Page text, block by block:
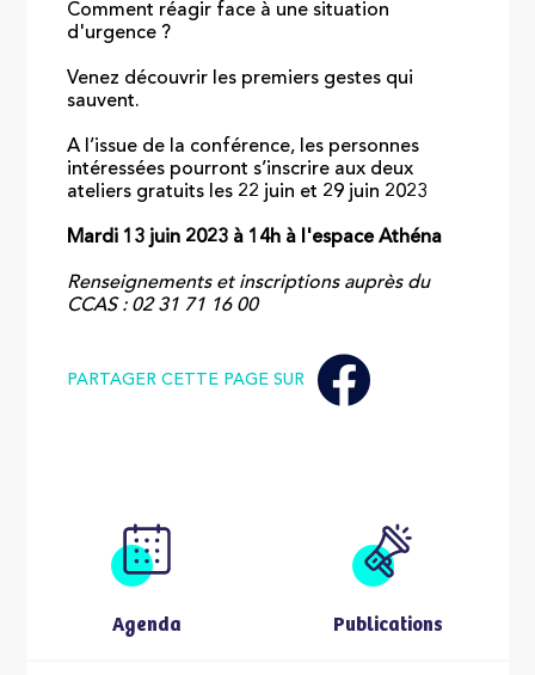
Agenda Publications
Comment réagir face à une situation
d'urgence ?
Venez découvrir les premiers gestes qui
sauvent.
A l’issue de la conférence, les personnes
intéressées pourront s’inscrire aux deux
ateliers gratuits les 22 juin et 29 juin 2023
Mardi 13 juin 2023 à 14h à l'espace Athéna
Renseignements et inscriptions auprès du
CCAS : 02 31 71 16 00
PARTAGER CETTE PAGE SUR